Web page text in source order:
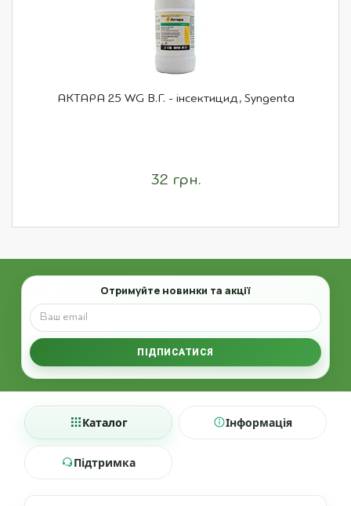
АКТАРА 25 WG В.Г. - інсектицид, Syngenta
32 грн.
Email
Отримуйте новинки та акції
ПІДПИСАТИСЯ
Каталог Інформація
Підтримка